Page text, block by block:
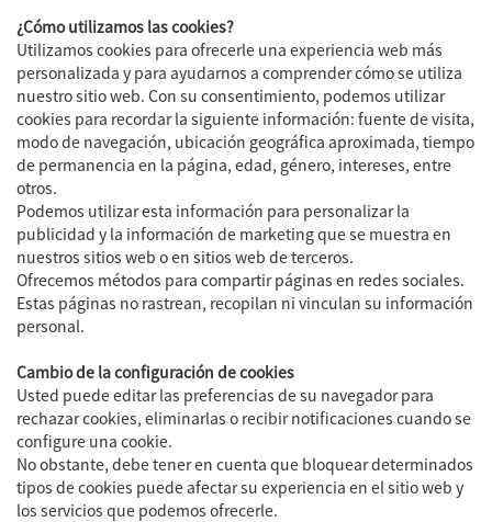
¿Cómo utilizamos las cookies?
Utilizamos cookies para ofrecerle una experiencia web más
personalizada y para ayudarnos a comprender cómo se utiliza
nuestro sitio web. Con su consentimiento, podemos utilizar
cookies para recordar la siguiente información: fuente de visita,
modo de navegación, ubicación geográfica aproximada, tiempo
de permanencia en la página, edad, género, intereses, entre
otros.
Podemos utilizar esta información para personalizar la
publicidad y la información de marketing que se muestra en
nuestros sitios web o en sitios web de terceros.
Ofrecemos métodos para compartir páginas en redes sociales.
Estas páginas no rastrean, recopilan ni vinculan su información
personal.
Cambio de la configuración de cookies
Usted puede editar las preferencias de su navegador para
rechazar cookies, eliminarlas o recibir notificaciones cuando se
configure una cookie.
No obstante, debe tener en cuenta que bloquear determinados
tipos de cookies puede afectar su experiencia en el sitio web y
los servicios que podemos ofrecerle.